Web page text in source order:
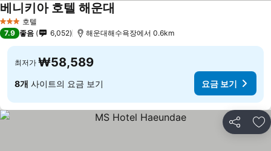
3 성급 호텔
베니키아 호텔 해운대
7.9 좋음 6,052 해운대해수욕장에서 0.6km
최저가 ₩58,589
8개 사이트의 요금 보기 요금 보기
공유 즐